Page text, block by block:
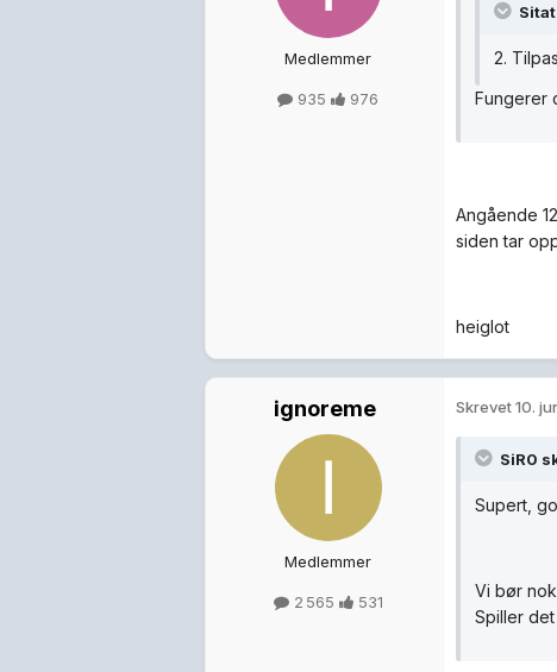
Medlemmer
935 976
Sitat
2.
Fungerer
Angående
siden tar
heiglot
ignoreme
Medlemmer
2 565 531
Skrevet10.
SiR0
Supert,
Vi bør
Spiller